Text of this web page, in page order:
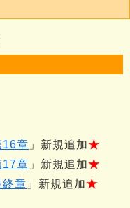
16章 」新規追加★
17章 」新規追加★
終章 」新規追加★